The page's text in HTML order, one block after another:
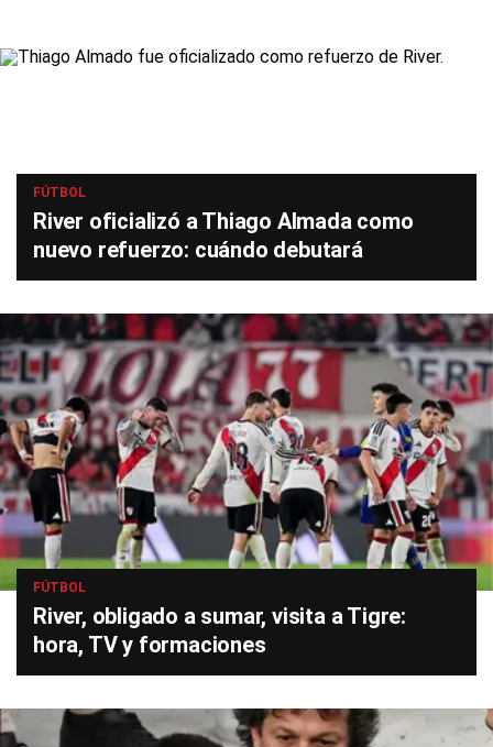
FÚTBOL
River oficializó a Thiago Almada como
nuevo refuerzo: cuándo debutará
FÚTBOL
River, obligado a sumar, visita a Tigre:
hora, TV y formaciones